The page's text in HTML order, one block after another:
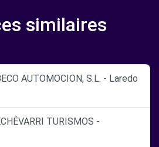
similaires
AUTOMOCION, S.L. - Laredo
TURISMOS -